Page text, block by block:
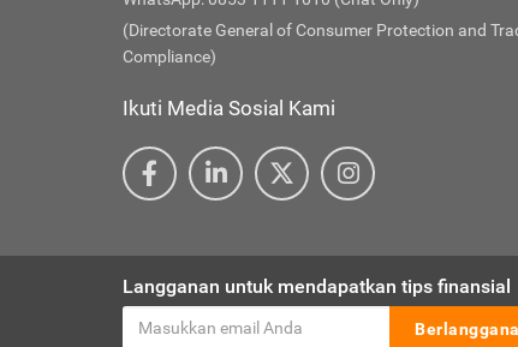
(Directorate General of Consumer Protection and
Compliance)
Ikuti Media Sosial Kami
Langganan untuk mendapatkan tips finansial